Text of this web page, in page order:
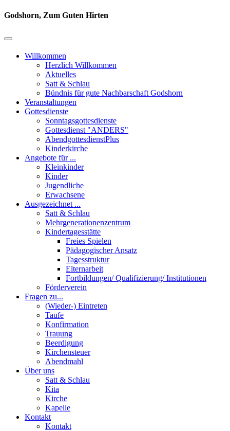
Godshorn, Zum Guten Hirten
Willkommen
Herzlich Willkommen
Aktuelles
Satt & Schlau
Bündnis für gute Nachbarschaft Godshorn
Veranstaltungen
Gottesdienste
Sonntagsgottesdienste
Gottesdienst "ANDERS"
AbendgottesdienstPlus
Kinderkirche
Angebote für ...
Kleinkinder
Kinder
Jugendliche
Erwachsene
Ausgezeichnet ...
Satt & Schlau
Mehrgenerationenzentrum
Kindertagesstätte
Freies Spielen
Pädagogischer Ansatz
Tagesstruktur
Elternarbeit
Fortbildungen/ Qualifizierung/ Institutionen
Förderverein
Fragen zu...
(Wieder-) Eintreten
Taufe
Konfirmation
Trauung
Beerdigung
Kirchensteuer
Abendmahl
Über uns
Satt & Schlau
Kita
Kirche
Kapelle
Kontakt
Kontakt